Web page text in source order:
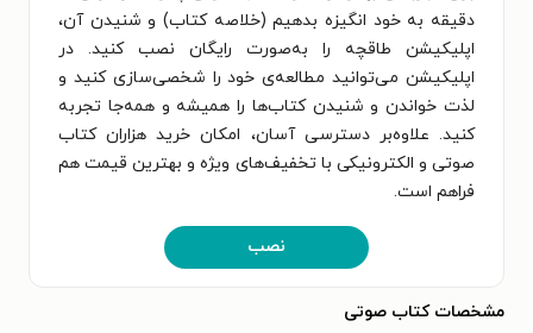
دقیقه به خود انگیزه بدهیم (خلاصه کتاب) و شنیدن آن،
اپلیکیشن طاقچه را به‌صورت رایگان نصب کنید. در
اپلیکیشن می‌توانید مطالعه‌ی خود را شخصی‌سازی کنید و
لذت خواندن و شنیدن کتاب‌ها را همیشه و همه‌جا تجربه
کنید. علاوه‌بر دسترسی آسان، امکان خرید هزاران کتاب
صوتی و الکترونیکی با تخفیف‌های ویژه و بهترین قیمت هم
فراهم است.
نصب
مشخصات کتاب صوتی